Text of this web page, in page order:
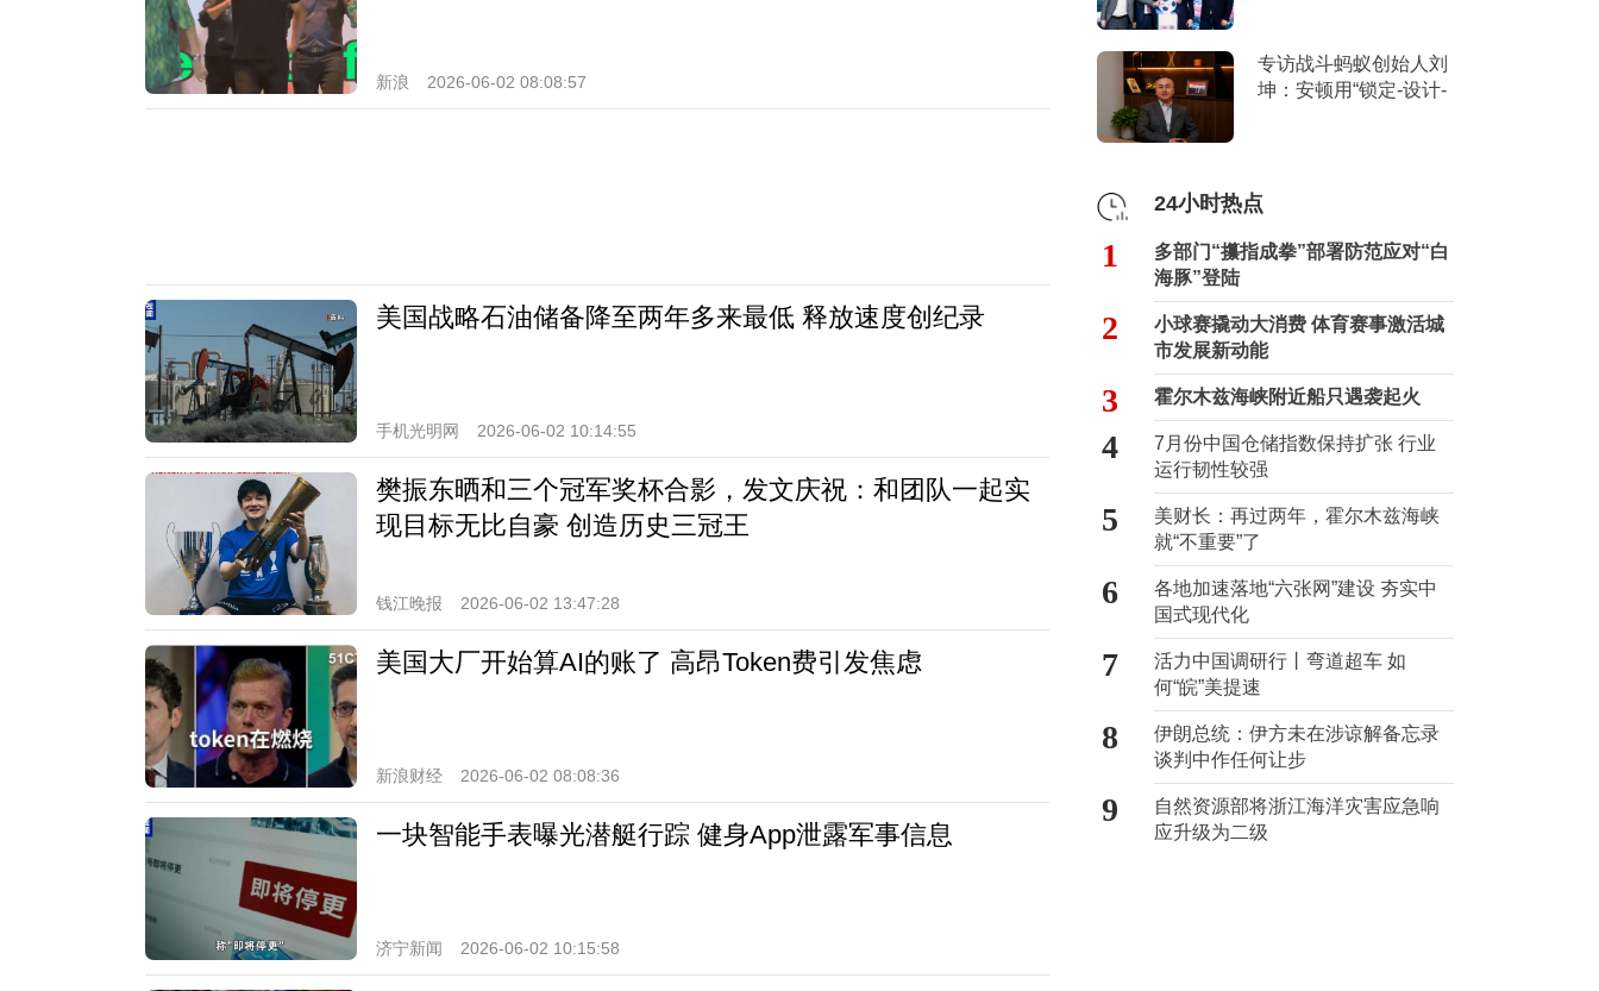
新浪 2026-06-02 08:08:57
美国战略石油储备降至两年多来最低 释放速度创纪录
手机光明网 2026-06-02 10:14:55
樊振东晒和三个冠军奖杯合影，发文庆祝：和团队一起实
现目标无比自豪 创造历史三冠王
钱江晚报 2026-06-02 13:47:28
美国大厂开始算AI的账了 高昂Token费引发焦虑
新浪财经 2026-06-02 08:08:36
一块智能手表曝光潜艇行踪 健身App泄露军事信息
济宁新闻 2026-06-02 10:15:58
专访战斗蚂蚁创始人刘
坤：安顿用“锁定-设计-
24小时热点
1
多部门“攥指成拳”部署防范应对“白
海豚”登陆
2
小球赛撬动大消费 体育赛事激活城
市发展新动能
3 霍尔木兹海峡附近船只遇袭起火
4
7月份中国仓储指数保持扩张 行业
运行韧性较强
5
美财长：再过两年，霍尔木兹海峡
就“不重要”了
6
各地加速落地“六张网”建设 夯实中
国式现代化
7
活力中国调研行丨弯道超车 如
何“皖”美提速
8
伊朗总统：伊方未在涉谅解备忘录
谈判中作任何让步
9
自然资源部将浙江海洋灾害应急响
应升级为二级